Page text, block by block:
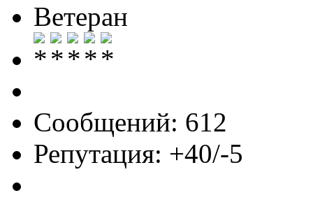
Ветеран
Сообщений: 612
Репутация: +40/-5